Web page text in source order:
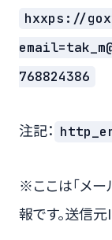
hxxps://
768824386
注記：
※ここは「メー
報です。送信元